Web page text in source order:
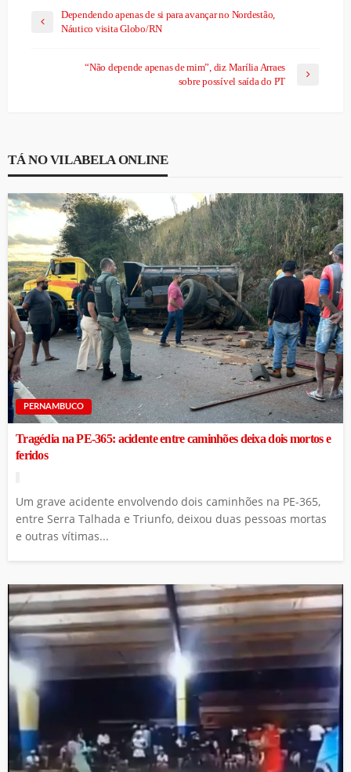
Dependendo apenas de si para avançar no Nordestão,
Náutico visita Globo/RN
“Não depende apenas de mim”, diz Marília Arraes
sobre possível saída do PT
TÁ NO VILABELA ONLINE
PERNAMBUCO
Tragédia na PE-365: acidente entre caminhões deixa dois mortos e
feridos
Um grave acidente envolvendo dois caminhões na PE-365,
entre Serra Talhada e Triunfo, deixou duas pessoas mortas
e outras vítimas...